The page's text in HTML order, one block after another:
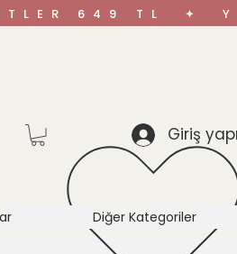
649 TL ✦
Giriş
Diğer Kategoriler